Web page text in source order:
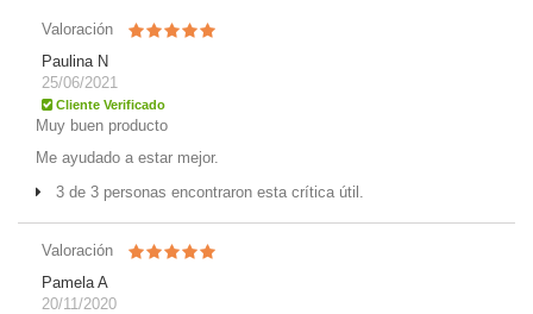
Valoración
Paulina N
25/06/2021
Cliente Verificado
Muy buen producto
Me ayudado a estar mejor.
3 de 3 personas encontraron esta crítica útil.
Valoración
Pamela A
20/11/2020